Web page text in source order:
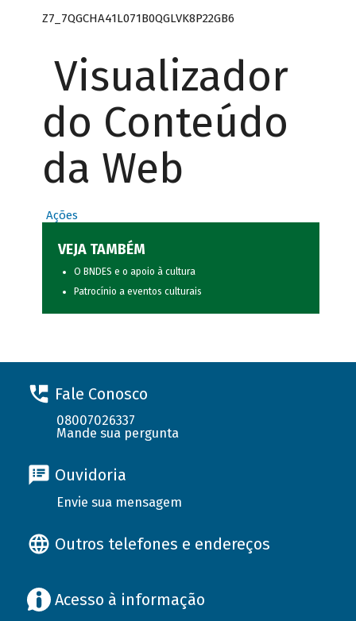
Z7_7QGCHA41L071B0QGLVK8P22GB6
Visualizador
do Conteúdo
da Web
Ações
VEJA TAMBÉM
O BNDES e o apoio à cultura
Patrocínio a eventos culturais
Fale Conosco
08007026337
Mande sua pergunta
Ouvidoria
Envie sua mensagem
Outros telefones e endereços
Acesso à informação